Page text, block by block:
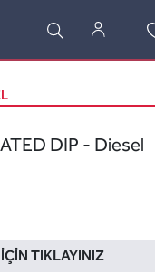
DIP - Diesel
TIKLAYINIZ